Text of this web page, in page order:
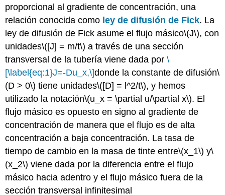
proporcional al gradiente de concentración, una
relación conocida como ley de difusión de Fick. La
ley de difusión de Fick asume el flujo másico\(J\), con
unidades\([J] = m/t\) a través de una sección
transversal de la tubería viene dada por\
[\label{eq:1}J=-Du_x,\]donde la constante de difusión\
(D > 0\) tiene unidades\([D] = l^2/t\), y hemos
utilizado la notación\(u_x = \partial u/\partial x\). El
flujo másico es opuesto en signo al gradiente de
concentración de manera que el flujo es de alta
concentración a baja concentración. La tasa de
tiempo de cambio en la masa de tinte entre\(x_1\) y\
(x_2\) viene dada por la diferencia entre el flujo
másico hacia adentro y el flujo másico fuera de la
sección transversal infinitesimal